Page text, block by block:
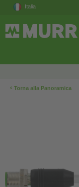
Italia
‹ Torna alla Panoramica